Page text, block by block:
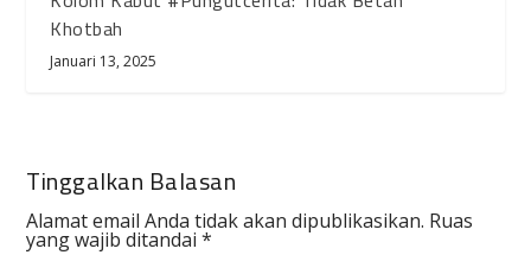
Khotbah
Januari 13, 2025
Tinggalkan Balasan
Alamat email Anda tidak akan dipublikasikan. Ruas
yang wajib ditandai*